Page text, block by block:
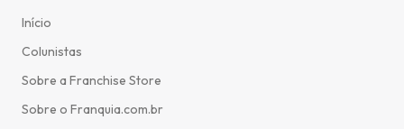
Início
Colunistas
Sobre a Franchise Store
Sobre o Franquia.com.br